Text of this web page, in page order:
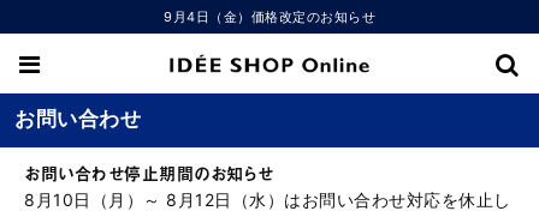
9月4日（金）価格改定のお知らせ
お問い合わせ
お問い合わせ停止期間のお知らせ
8月10日（月）～ 8月12日（水）はお問い合わせ対応を休止し